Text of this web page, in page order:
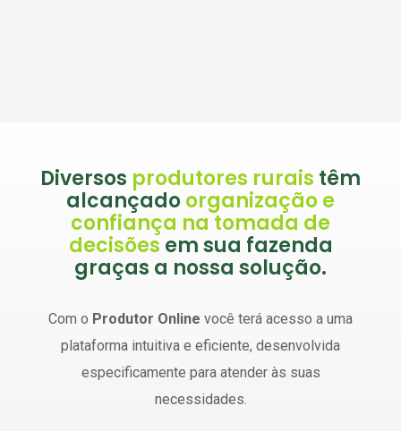
Diversos produtores rurais têm
alcançadoorganização e
confiança na tomada de
decisões em sua fazenda
graças a nossa solução.
Com o Produtor Online você terá acesso a uma
plataforma intuitiva e eficiente, desenvolvida
especificamente para atender às suas
necessidades.